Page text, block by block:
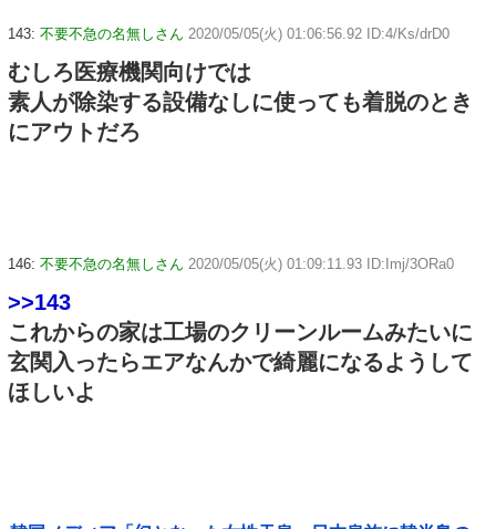
143: 不要不急の名無しさん 2020/05/05(火) 01:06:56.92 ID:4/Ks/drD0
むしろ医療機関向けでは
素人が除染する設備なしに使っても着脱のとき
にアウトだろ
146: 不要不急の名無しさん 2020/05/05(火) 01:09:11.93 ID:Imj/3ORa0
>>143
これからの家は工場のクリーンルームみたいに
玄関入ったらエアなんかで綺麗になるようして
ほしいよ